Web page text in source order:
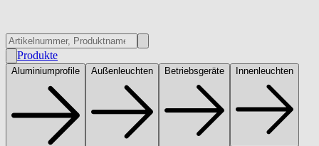
Produkte
Aluminiumprofile Außenleuchten Betriebsgeräte Innenleuchten